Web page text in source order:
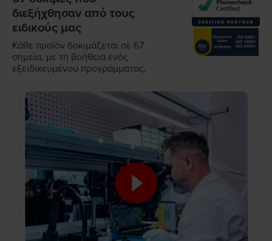
διεξήχθησαν από τους
ειδικούς μας
Κάθε προϊόν δοκιμάζεται σε 67
σημεία, με τη βοήθεια ενός
εξειδικευμένου προγράμματος.